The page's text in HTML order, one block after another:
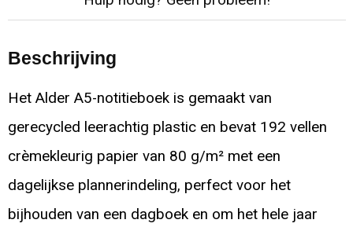
Beschrijving
Het Alder A5-notitieboek is gemaakt van
gerecycled leerachtig plastic en bevat 192 vellen
crèmekleurig papier van 80 g/m² met een
dagelijkse plannerindeling, perfect voor het
bijhouden van een dagboek en om het hele jaar